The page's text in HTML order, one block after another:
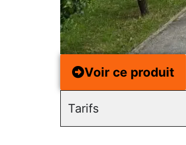
Voir ce produit
Tarifs